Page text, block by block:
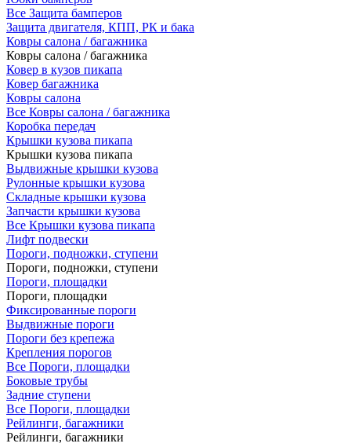
Все Защита бамперов
Защита двигателя, КПП, РК и бака
Ковры салона / багажника
Ковры салона / багажника
Ковер в кузов пикапа
Ковер багажника
Ковры салона
Все Ковры салона / багажника
Коробка передач
Крышки кузова пикапа
Крышки кузова пикапа
Выдвижные крышки кузова
Рулонные крышки кузова
Складные крышки кузова
Запчасти крышки кузова
Все Крышки кузова пикапа
Лифт подвески
Пороги, подножки, ступени
Пороги, подножки, ступени
Пороги, площадки
Пороги, площадки
Фиксированные пороги
Выдвижные пороги
Пороги без крепежа
Крепления порогов
Все Пороги, площадки
Боковые трубы
Задние ступени
Все Пороги, площадки
Рейлинги, багажники
Рейлинги, багажники